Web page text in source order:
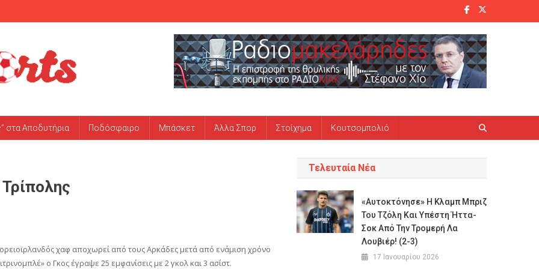
στα Αποδυτήρια Ποδόσφαιρο Μπάσκετ Άλλα Σπορ Στοίχημα Κουτσομπολιό
χαφ αποχωρεί από τους Αρκάδες μετά από ενάμιση χρόνο
ο Γκος έγραψε 25 εμφανίσεις με 2 γκολ και 3 ασίστ.
Τελευταία Νέα
«Αυτοκτόνησε» Η Κλαμπ Μπριζ
Του Τζόλη Και Υπέστη Ήττα-
Σοκ Από Την Τρομερή Λα
Λουβιέρ! (2-3)
17 Ιανουαρίου 2026